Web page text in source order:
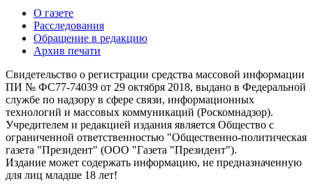
О газете
Расследования
Обращение в редакцию
Архив печати
Свидетельство о регистрации средства массовой информации
ПИ № ФС77-74039 от 29 октября 2018, выдано в Федеральной
службе по надзору в сфере связи, информационных
технологий и массовых коммуникаций (Роскомнадзор).
Учредителем и редакцией издания является Общество с
ограниченной ответственностью "Общественно-политическая
газета "Президент" (ООО "Газета "Президент").
Издание может содержать информацию, не предназначенную
для лиц младше 18 лет!